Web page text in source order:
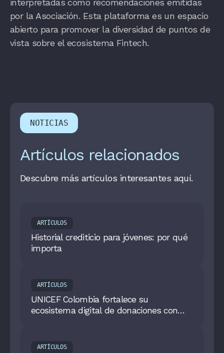
por la Asociación. Esta plataforma es un espacio
abierto para promover la diversidad de puntos de
vista sobre el ecosistema Fintech.
NOTICIAS
Artículos relacionados
Descubre más artículos interesantes aquí.
ARTÍCULOS
Historial crediticio para jóvenes: por qué
importa
ARTÍCULOS
UNICEF Colombia fortalece su
ecosistema digital de donaciones con
ARTÍCULOS